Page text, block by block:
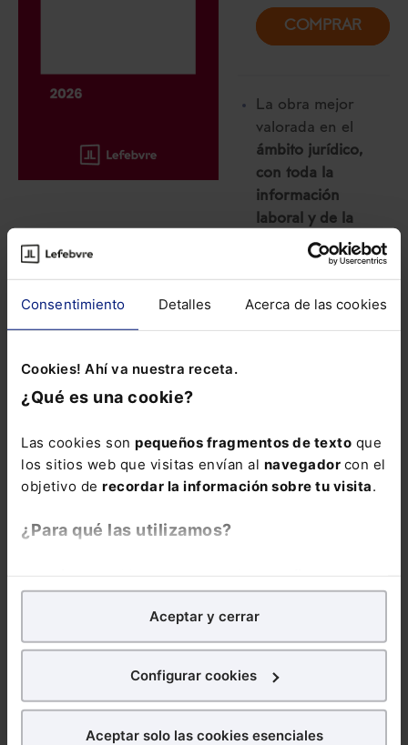
Consentimiento Detalles Acerca de las cookies
Cookies! Ahí va nuestra receta.
¿Qué es una cookie?
Las cookies son pequeños fragmentos de texto que
los sitios web que visitas envían al navegador con el
objetivo de recordar la información sobre tu visita.
¿Para qué las utilizamos?
analíticospara tratar demejorar tu experienciaen
nuestra página web. También con fines publicitarios,
para poder mostrarte publicidad y contenidos de tu
¿Qué puedes hacer?
Aceptar y cerrar
Configurar cookies
Aceptar solo las cookies esenciales
COMPRAR
La obra mejor
valorada en el
ámbito jurídico,
con toda la
información
laboral y de la
Seguridad Social
en un único
Incluye el estudio
último año, así
como la
jurisprudencia y
La suscripción al
Memento Social
incluye: . El
Mementos
que puedes
consultar en